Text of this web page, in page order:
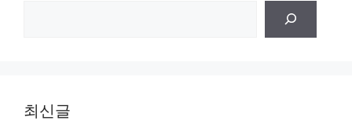
최신글